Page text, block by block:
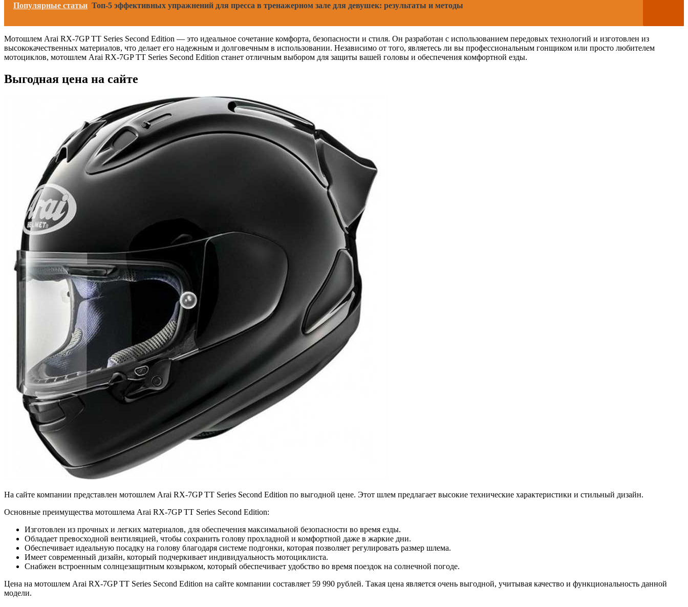
Популярные статьи Топ-5 эффективных упражнений для пресса в тренажерном зале для девушек: результаты и методы
Мотошлем Arai RX-7GP TT Series Second Edition — это идеальное сочетание комфорта, безопасности и стиля. Он разработан с использованием передовых технологий и изготовлен из
высококачественных материалов, что делает его надежным и долговечным в использовании. Независимо от того, являетесь ли вы профессиональным гонщиком или просто любителем
мотоциклов, мотошлем Arai RX-7GP TT Series Second Edition станет отличным выбором для защиты вашей головы и обеспечения комфортной езды.
Выгодная цена на сайте
На сайте компании представлен мотошлем Arai RX-7GP TT Series Second Edition по выгодной цене. Этот шлем предлагает высокие технические характеристики и стильный дизайн.
Основные преимущества мотошлема Arai RX-7GP TT Series Second Edition:
Изготовлен из прочных и легких материалов, для обеспечения максимальной безопасности во время езды.
Обладает превосходной вентиляцией, чтобы сохранить голову прохладной и комфортной даже в жаркие дни.
Обеспечивает идеальную посадку на голову благодаря системе подгонки, которая позволяет регулировать размер шлема.
Имеет современный дизайн, который подчеркивает индивидуальность мотоциклиста.
Снабжен встроенным солнцезащитным козырьком, который обеспечивает удобство во время поездок на солнечной погоде.
Цена на мотошлем Arai RX-7GP TT Series Second Edition на сайте компании составляет 59 990 рублей. Такая цена является очень выгодной, учитывая качество и функциональность данной
модели.